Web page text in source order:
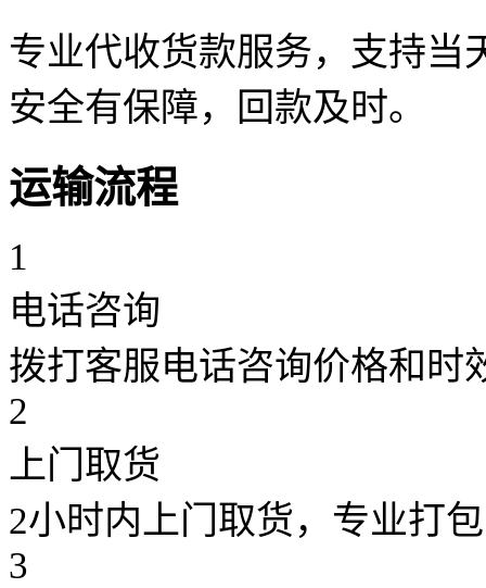
专业代收货款服务，支持当
安全有保障，回款及时。
运输流程
1
电话咨询
拨打客服电话咨询价格和时
2
上门取货
2小时内上门取货，专业打包
3